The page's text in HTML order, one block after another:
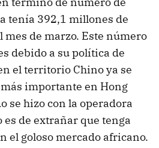
tenía 392,1 millones de
mes de marzo. Este número
debido a su política de
el territorio Chino ya se
importante en Hong
se hizo con la operadora
de extrañar que tenga
el goloso mercado africano.